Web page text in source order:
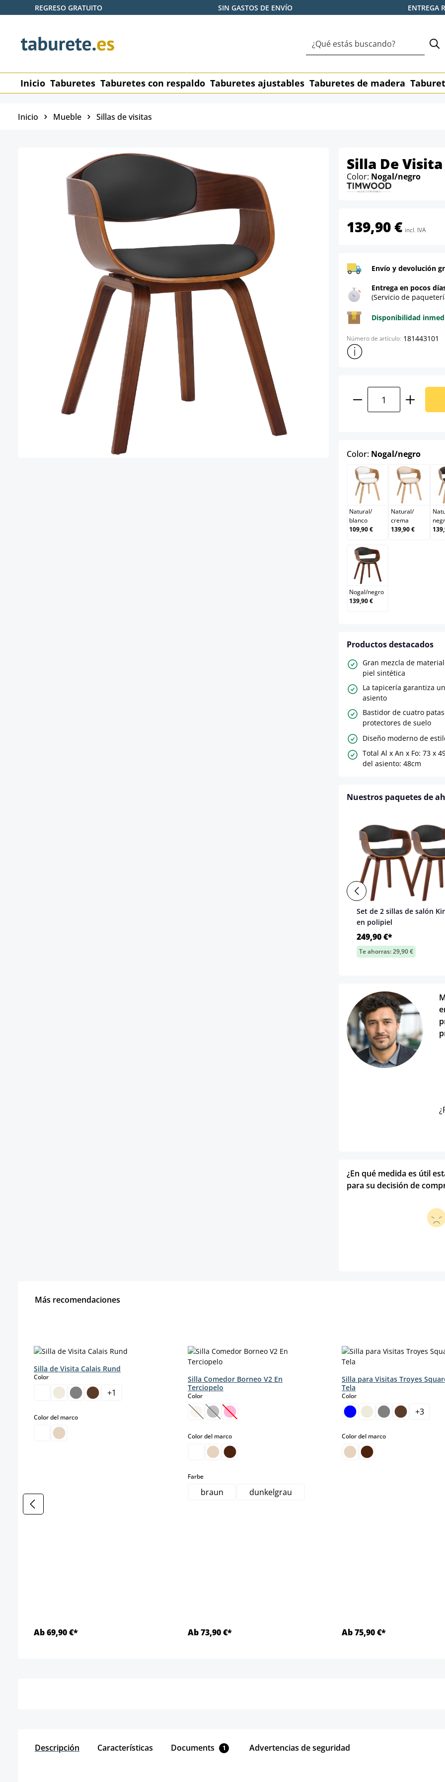
al contenido principal
Saltar a la búsqueda
Saltar a la navegación principal
REGRESO GRATUITO SIN GASTOS DE ENVÍO ENTREGA
Inicio Taburetes Taburetes con respaldo Taburetes ajustables Taburetes de madera
Inicio Mueble Sillas de visitas
Silla De
Color: Nogal/negro
139,90 € incl. IVA
Envío y devolución
Entrega en pocos
(Servicio de
Disponibilidad
Número de artículo: 181443101
Mostrar más información
Cantidad del
Color: Nogal/negroselect
Natural/blanco
Natural/
blanco
109,90 €
Natural/
Natural/
crema
139,90 €
Nogal/negro
Nogal/negro
139,90 €
Productos destacados
Gran mezcla de
piel sintética
La tapicería garantiza
asiento
Bastidor de cuatro
protectores de suelo
Diseño moderno de
Total Al x An x Fo: 73 x
del asiento: 48cm
Nuestros paquetes de
Set de 2 sillas de salón
en polipiel
249,90 €*
Te ahorras: 29,90 €
¿En qué medida es útil
para su decisión de
Más recomendaciones
Silla de Visita Calais Rund
Colorselect
+1
Color del marcoselect
Ab 69,90 €*
Silla Comedor Borneo V2 En
Terciopelo
Colorselect
(Esta opción no está disponible en este momento.)
(Esta opción no está disponible en este momento.)
(Esta opción no está disponible en este momento.)
Color del marcoselect
Farbeselect
braun dunkelgrau
Ab 73,90 €*
Silla para Visitas Troyes
Tela
Colorselect
+3
Color del marcoselect
Ab 75,90 €*
Descripción Características Documents 1 Advertencias de seguridad